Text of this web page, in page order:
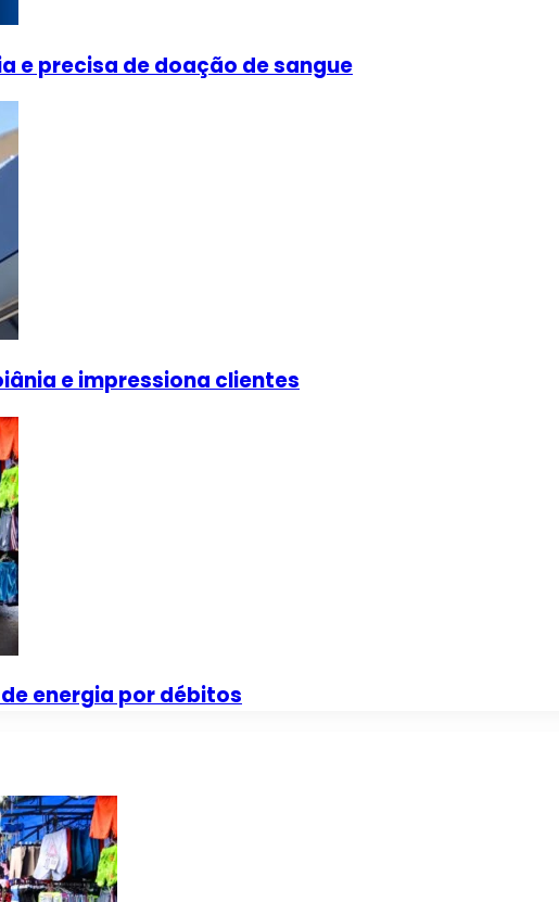
e precisa de doação de sangue
e impressiona clientes
energia por débitos